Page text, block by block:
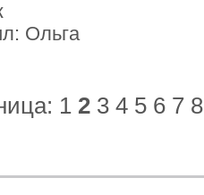
Ольга
1 2 3 4 5 6 7 8